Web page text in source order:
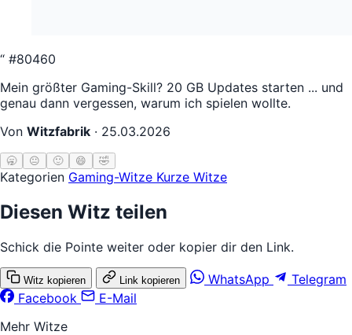
“ #80460
Mein größter Gaming-Skill? 20 GB Updates starten ... und
genau dann vergessen, warum ich spielen wollte.
Von Witzfabrik · 25.03.2026
🥱 😐 🙂 😄 🤣
Kategorien Gaming-Witze Kurze Witze
Diesen Witz teilen
Schick die Pointe weiter oder kopier dir den Link.
Witz kopieren Link kopieren WhatsApp
Telegram
Facebook
E-Mail
Mehr Witze